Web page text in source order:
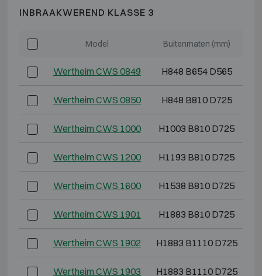
INBRAAKWEREND KLASSE 3
Model Buitenmaten (mm)
Wertheim CWS 0849 H848 B654 D565
Wertheim CWS 0850 H848 B810 D725
Wertheim CWS 1000 H1003 B810 D725
Wertheim CWS 1200 H1193 B810 D725
Wertheim CWS 1600 H1538 B810 D725
Wertheim CWS 1901 H1883 B810 D725
Wertheim CWS 1902 H1883 B1110 D725
Wertheim CWS 1903 H1883 B1110 D725